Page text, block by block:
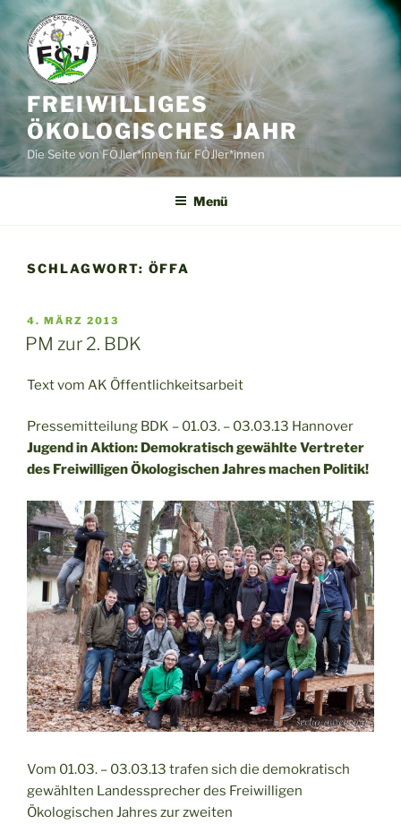
Inhalt
springen
FREIWILLIGES
ÖKOLOGISCHES JAHR
Die Seite von FÖJler*innen für FÖJler*innen
Menü
SCHLAGWORT: ÖFFA
VERÖFFENTLICHT
AM
4. MÄRZ 2013
PM zur 2. BDK
Text vom AK Öffentlichkeitsarbeit
Pressemitteilung BDK – 01.03. – 03.03.13 Hannover
Jugend in Aktion: Demokratisch gewählte Vertreter
des Freiwilligen Ökologischen Jahres machen Politik!
Vom 01.03. – 03.03.13 trafen sich die demokratisch
gewählten Landessprecher des Freiwilligen
Ökologischen Jahres zur zweiten